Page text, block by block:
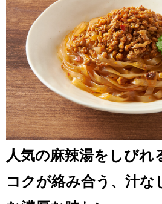
人気の麻辣湯をしびれ
コクが絡み合う、汁な